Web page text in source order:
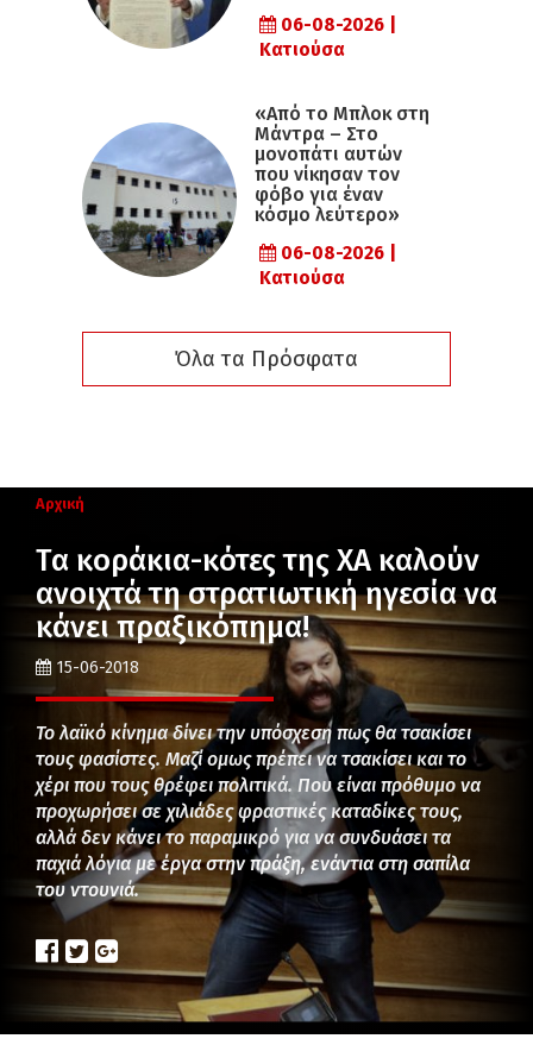
06-08-2026 |
Κατιούσα
«Από το Μπλοκ στη
Μάντρα – Στο
μονοπάτι αυτών
που νίκησαν τον
φόβο για έναν
κόσμο λεύτερο»
06-08-2026 |
Κατιούσα
Όλα τα Πρόσφατα
Αρχική
Τα κοράκια-κότες της ΧΑ καλούν
ανοιχτά τη στρατιωτική ηγεσία να
κάνει πραξικόπημα!
15-06-2018
Το λαϊκό κίνημα δίνει την υπόσχεση πως θα τσακίσει
τους φασίστες. Μαζί ομως πρέπει να τσακίσει και το
χέρι που τους θρέφει πολιτικά. Που είναι πρόθυμο να
προχωρήσει σε χιλιάδες φραστικές καταδίκες τους,
αλλά δεν κάνει το παραμικρό για να συνδυάσει τα
παχιά λόγια με έργα στην πράξη, ενάντια στη σαπίλα
του ντουνιά.